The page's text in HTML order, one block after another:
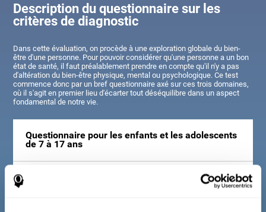
Description du questionnaire sur les
critères de diagnostic
Dans cette évaluation, on procède à une exploration globale du bien-
être d'une personne. Pour pouvoir considérer qu'une personne a un bon
état de santé, il faut préalablement prendre en compte qu'il n'y a pas
d'altération du bien-être physique, mental ou psychologique. Ce test
commence donc par un bref questionnaire axé sur ces trois domaines,
où il s'agit en premier lieu d'écarter tout déséquilibre dans un aspect
fondamental de notre vie.
Questionnaire pour les enfants et les adolescents
de 7 à 17 ans
Consiste en une série de questions faciles à répondre qui